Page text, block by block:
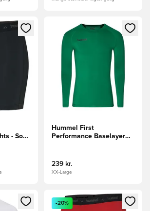
til at logge ind eller tilmelde dig som
- Sort
Åbner en Modal til at logge
Hummel First
Performance Baselayer
239 kr.
XX-Large
til at logge ind eller tilmelde dig som
Åbner en Modal til at logge
-20%